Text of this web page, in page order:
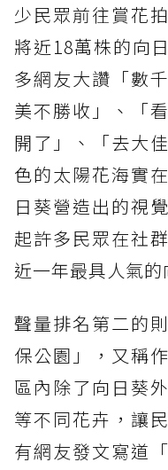
少民眾前往賞花
將近18萬株的向
多網友大讚「數
美不勝收」、「
開了」、「去大
色的太陽花海實
日葵營造出的視
起許多民眾在社
近一年最具人氣的
聲量排名第二的
保公園」，又稱
區內除了向日葵
等不同花卉，讓
有網友發文寫道